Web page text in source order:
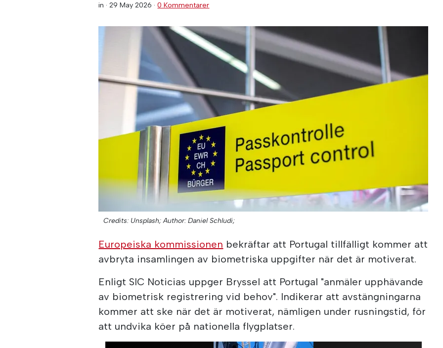
in ·29 May 2026 ·0 Kommentarer
Credits: Unsplash; Author: Daniel Schludi;
Europeiska kommissionen bekräftar att Portugal tillfälligt kommer att
avbryta insamlingen av biometriska uppgifter när det är motiverat.
Enligt SIC Noticias uppger Bryssel att Portugal "anmäler upphävande
av biometrisk registrering vid behov". Indikerar att avstängningarna
kommer att ske när det är motiverat, nämligen under rusningstid, för
att undvika köer på nationella flygplatser.